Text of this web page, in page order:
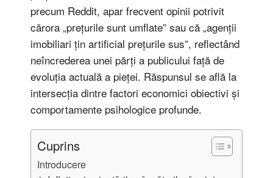
precum Reddit, apar frecvent opinii potrivit
cărora „prețurile sunt umflate” sau că „agenții
imobiliari țin artificial prețurile sus”, reflectând
neîncrederea unei părți a publicului față de
evoluția actuală a pieței. Răspunsul se află la
intersecția dintre factori economici obiectivi și
comportamente psihologice profunde.
Cuprins
Introducere